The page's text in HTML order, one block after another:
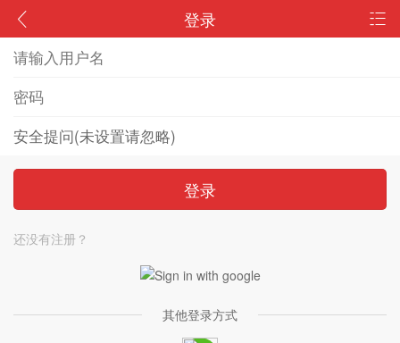
登录
登录
还没有注册？
其他登录方式